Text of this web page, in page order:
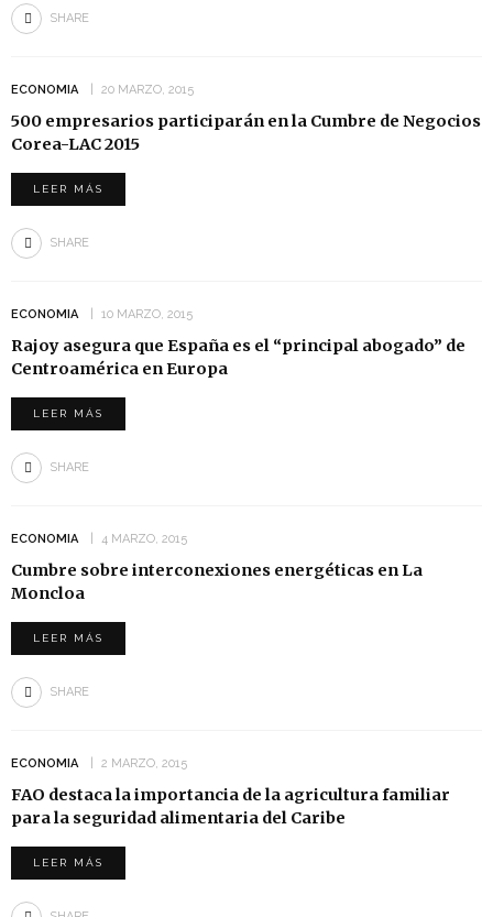
SHARE
ECONOMIA 20 MARZO, 2015
500 empresarios participarán en la Cumbre de Negocios
Corea-LAC 2015
LEER MÁS
SHARE
ECONOMIA 10 MARZO, 2015
Rajoy asegura que España es el “principal abogado” de
Centroamérica en Europa
LEER MÁS
SHARE
ECONOMIA 4 MARZO, 2015
Cumbre sobre interconexiones energéticas en La
Moncloa
LEER MÁS
SHARE
ECONOMIA 2 MARZO, 2015
FAO destaca la importancia de la agricultura familiar
para la seguridad alimentaria del Caribe
LEER MÁS